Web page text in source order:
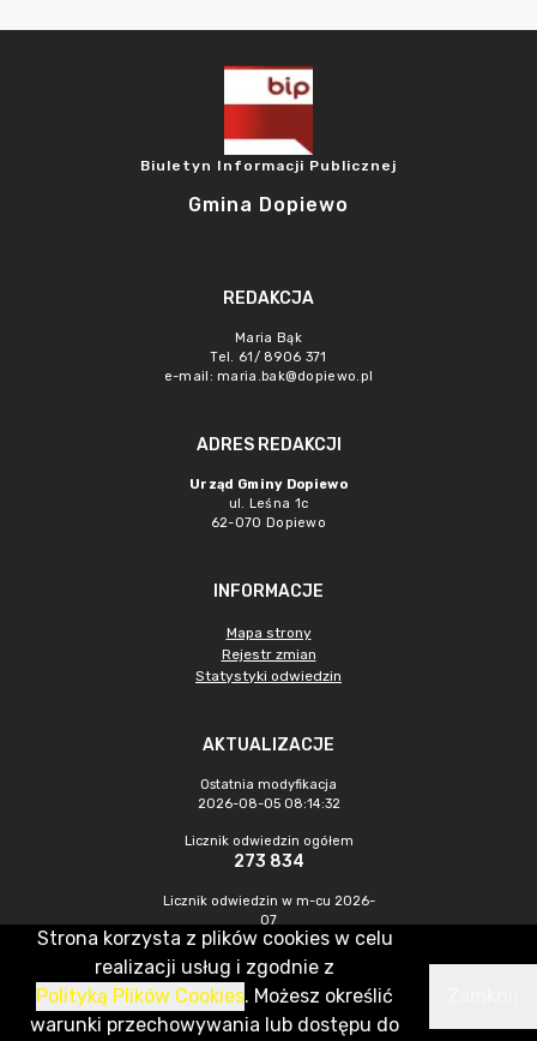
Biuletyn Informacji Publicznej
Gmina Dopiewo
REDAKCJA
Maria Bąk
Tel. 61/ 8906 371
e-mail: maria.bak@dopiewo.pl
ADRES REDAKCJI
Urząd Gminy Dopiewo
ul. Leśna 1c
62-070 Dopiewo
INFORMACJE
Mapa strony
Rejestr zmian
Statystyki odwiedzin
AKTUALIZACJE
Ostatnia modyfikacja
2026-08-05 08:14:32
Licznik odwiedzin ogółem
273 834
Licznik odwiedzin w m-cu 2026-
07
623
CMS & Hosting: Nefeni Sp. z o.o.
Strona korzysta z plików cookies w celu
realizacji usług i zgodnie z
Polityką Plików Cookies. Możesz określić
warunki przechowywania lub dostępu do